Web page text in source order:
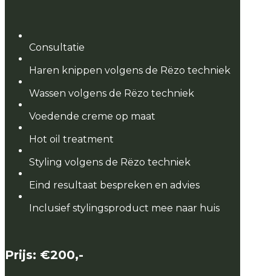
Consultatie
Haren knippen volgens de Rëzo techniek
Wassen volgens de Rëzo techniek
Voedende creme op maat
Hot oil treatment
Styling volgens de Rëzo techniek
Eind resultaat bespreken en advies
Inclusief stylingsproduct mee naar huis
Prijs: €200,-